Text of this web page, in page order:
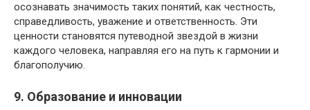
осознавать значимость таких понятий, как честность,
справедливость, уважение и ответственность. Эти
ценности становятся путеводной звездой в жизни
каждого человека, направляя его на путь к гармонии и
благополучию.
9. Образование и инновации